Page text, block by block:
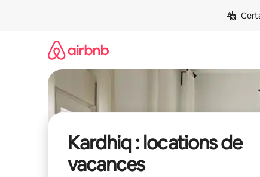
Kardhiq : locations de
vacances